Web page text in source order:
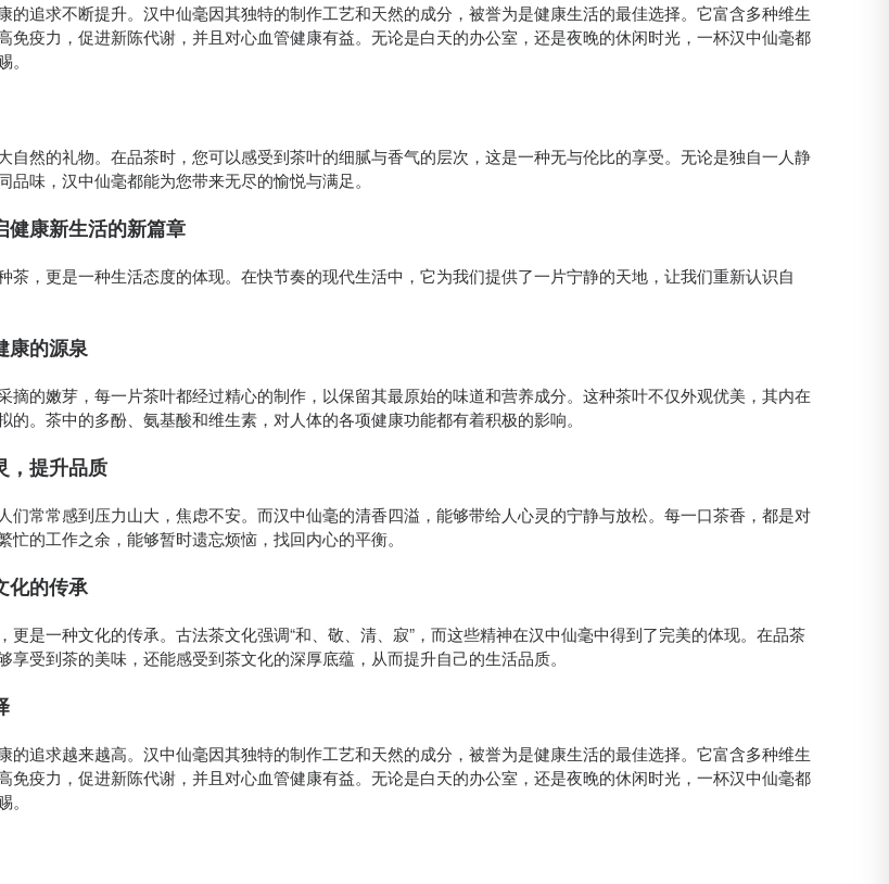
的追求不断提升。汉中仙毫因其独特的制作工艺和天然的成分，被誉为是健康生活的最佳选择。它富含多种维生
免疫力，促进新陈代谢，并且对心血管健康有益。无论是白天的办公室，还是夜晚的休闲时光，一杯汉中仙毫都
自然的礼物。在品茶时，您可以感受到茶叶的细腻与香气的层次，这是一种无与伦比的享受。无论是独自一人静
品味，汉中仙毫都能为您带来无尽的愉悦与满足。
健康新生活的新篇章
茶，更是一种生活态度的体现。在快节奏的现代生活中，它为我们提供了一片宁静的天地，让我们重新认识自
康的源泉
摘的嫩芽，每一片茶叶都经过精心的制作，以保留其最原始的味道和营养成分。这种茶叶不仅外观优美，其内在
的。茶中的多酚、氨基酸和维生素，对人体的各项健康功能都有着积极的影响。
，提升品质
们常常感到压力山大，焦虑不安。而汉中仙毫的清香四溢，能够带给人心灵的宁静与放松。每一口茶香，都是对
忙的工作之余，能够暂时遗忘烦恼，找回内心的平衡。
化的传承
更是一种文化的传承。古法茶文化强调“和、敬、清、寂”，而这些精神在汉中仙毫中得到了完美的体现。在品茶
享受到茶的美味，还能感受到茶文化的深厚底蕴，从而提升自己的生活品质。
的追求越来越高。汉中仙毫因其独特的制作工艺和天然的成分，被誉为是健康生活的最佳选择。它富含多种维生
免疫力，促进新陈代谢，并且对心血管健康有益。无论是白天的办公室，还是夜晚的休闲时光，一杯汉中仙毫都